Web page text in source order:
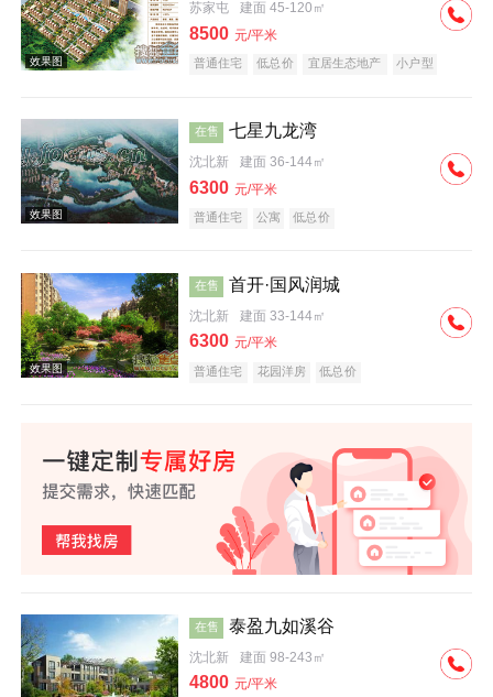
效果图
效果图
苏家屯 建面 45-120㎡
8500 元/平米
普通住宅 低总价 宜居生态地产 小户型
效果图
在售 七星九龙湾
沈北新 建面 36-144㎡
6300 元/平米
普通住宅 公寓 低总价
在售 首开·国风润城
沈北新 建面 33-144㎡
6300 元/平米
普通住宅 花园洋房 低总价
在售 泰盈九如溪谷
沈北新 建面 98-243㎡
4800 元/平米